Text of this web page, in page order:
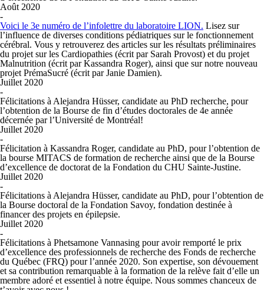
Août 2020
-
Voici le 3e numéro de l’infolettre du laboratoire LION. Lisez sur
l’influence de diverses conditions pédiatriques sur le fonctionnement
cérébral. Vous y retrouverez des articles sur les résultats préliminaires
du projet sur les Cardiopathies (écrit par Sarah Provost) et du projet
Malnutrition (écrit par Kassandra Roger), ainsi que sur notre nouveau
projet PrémaSucré (écrit par Janie Damien).
Juillet 2020
-
Félicitations à Alejandra Hüsser, candidate au PhD recherche, pour
l’obtention de la Bourse de fin d’études doctorales de 4e année
décernée par l’Université de Montréal!
Juillet 2020
-
Félicitation à Kassandra Roger, candidate au PhD, pour l’obtention de
la bourse MITACS de formation de recherche ainsi que de la Bourse
d’excellence de doctorat de la Fondation du CHU Sainte-Justine.
Juillet 2020
-
Félicitations à Alejandra Hüsser, candidate au PhD, pour l’obtention de
la Bourse doctoral de la Fondation Savoy, fondation destinée à
financer des projets en épilepsie.
Juillet 2020
-
Félicitations à Phetsamone Vannasing pour avoir remporté le prix
d’excellence des professionnels de recherche des Fonds de recherche
du Québec (FRQ) pour l’année 2020. Son expertise, son dévouement
et sa contribution remarquable à la formation de la relève fait d’elle un
membre adoré et essentiel à notre équipe. Nous sommes chanceux de